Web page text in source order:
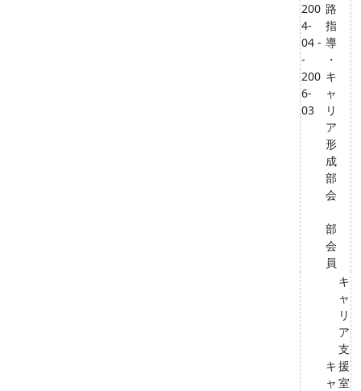
200
4-
04 -
-
200
6-
03
路
指
導
・
キ
ャ
リ
ア
形
成
部
会
部
会
員
キ
ャ
キ
ャ
リ
ア
支
援
室